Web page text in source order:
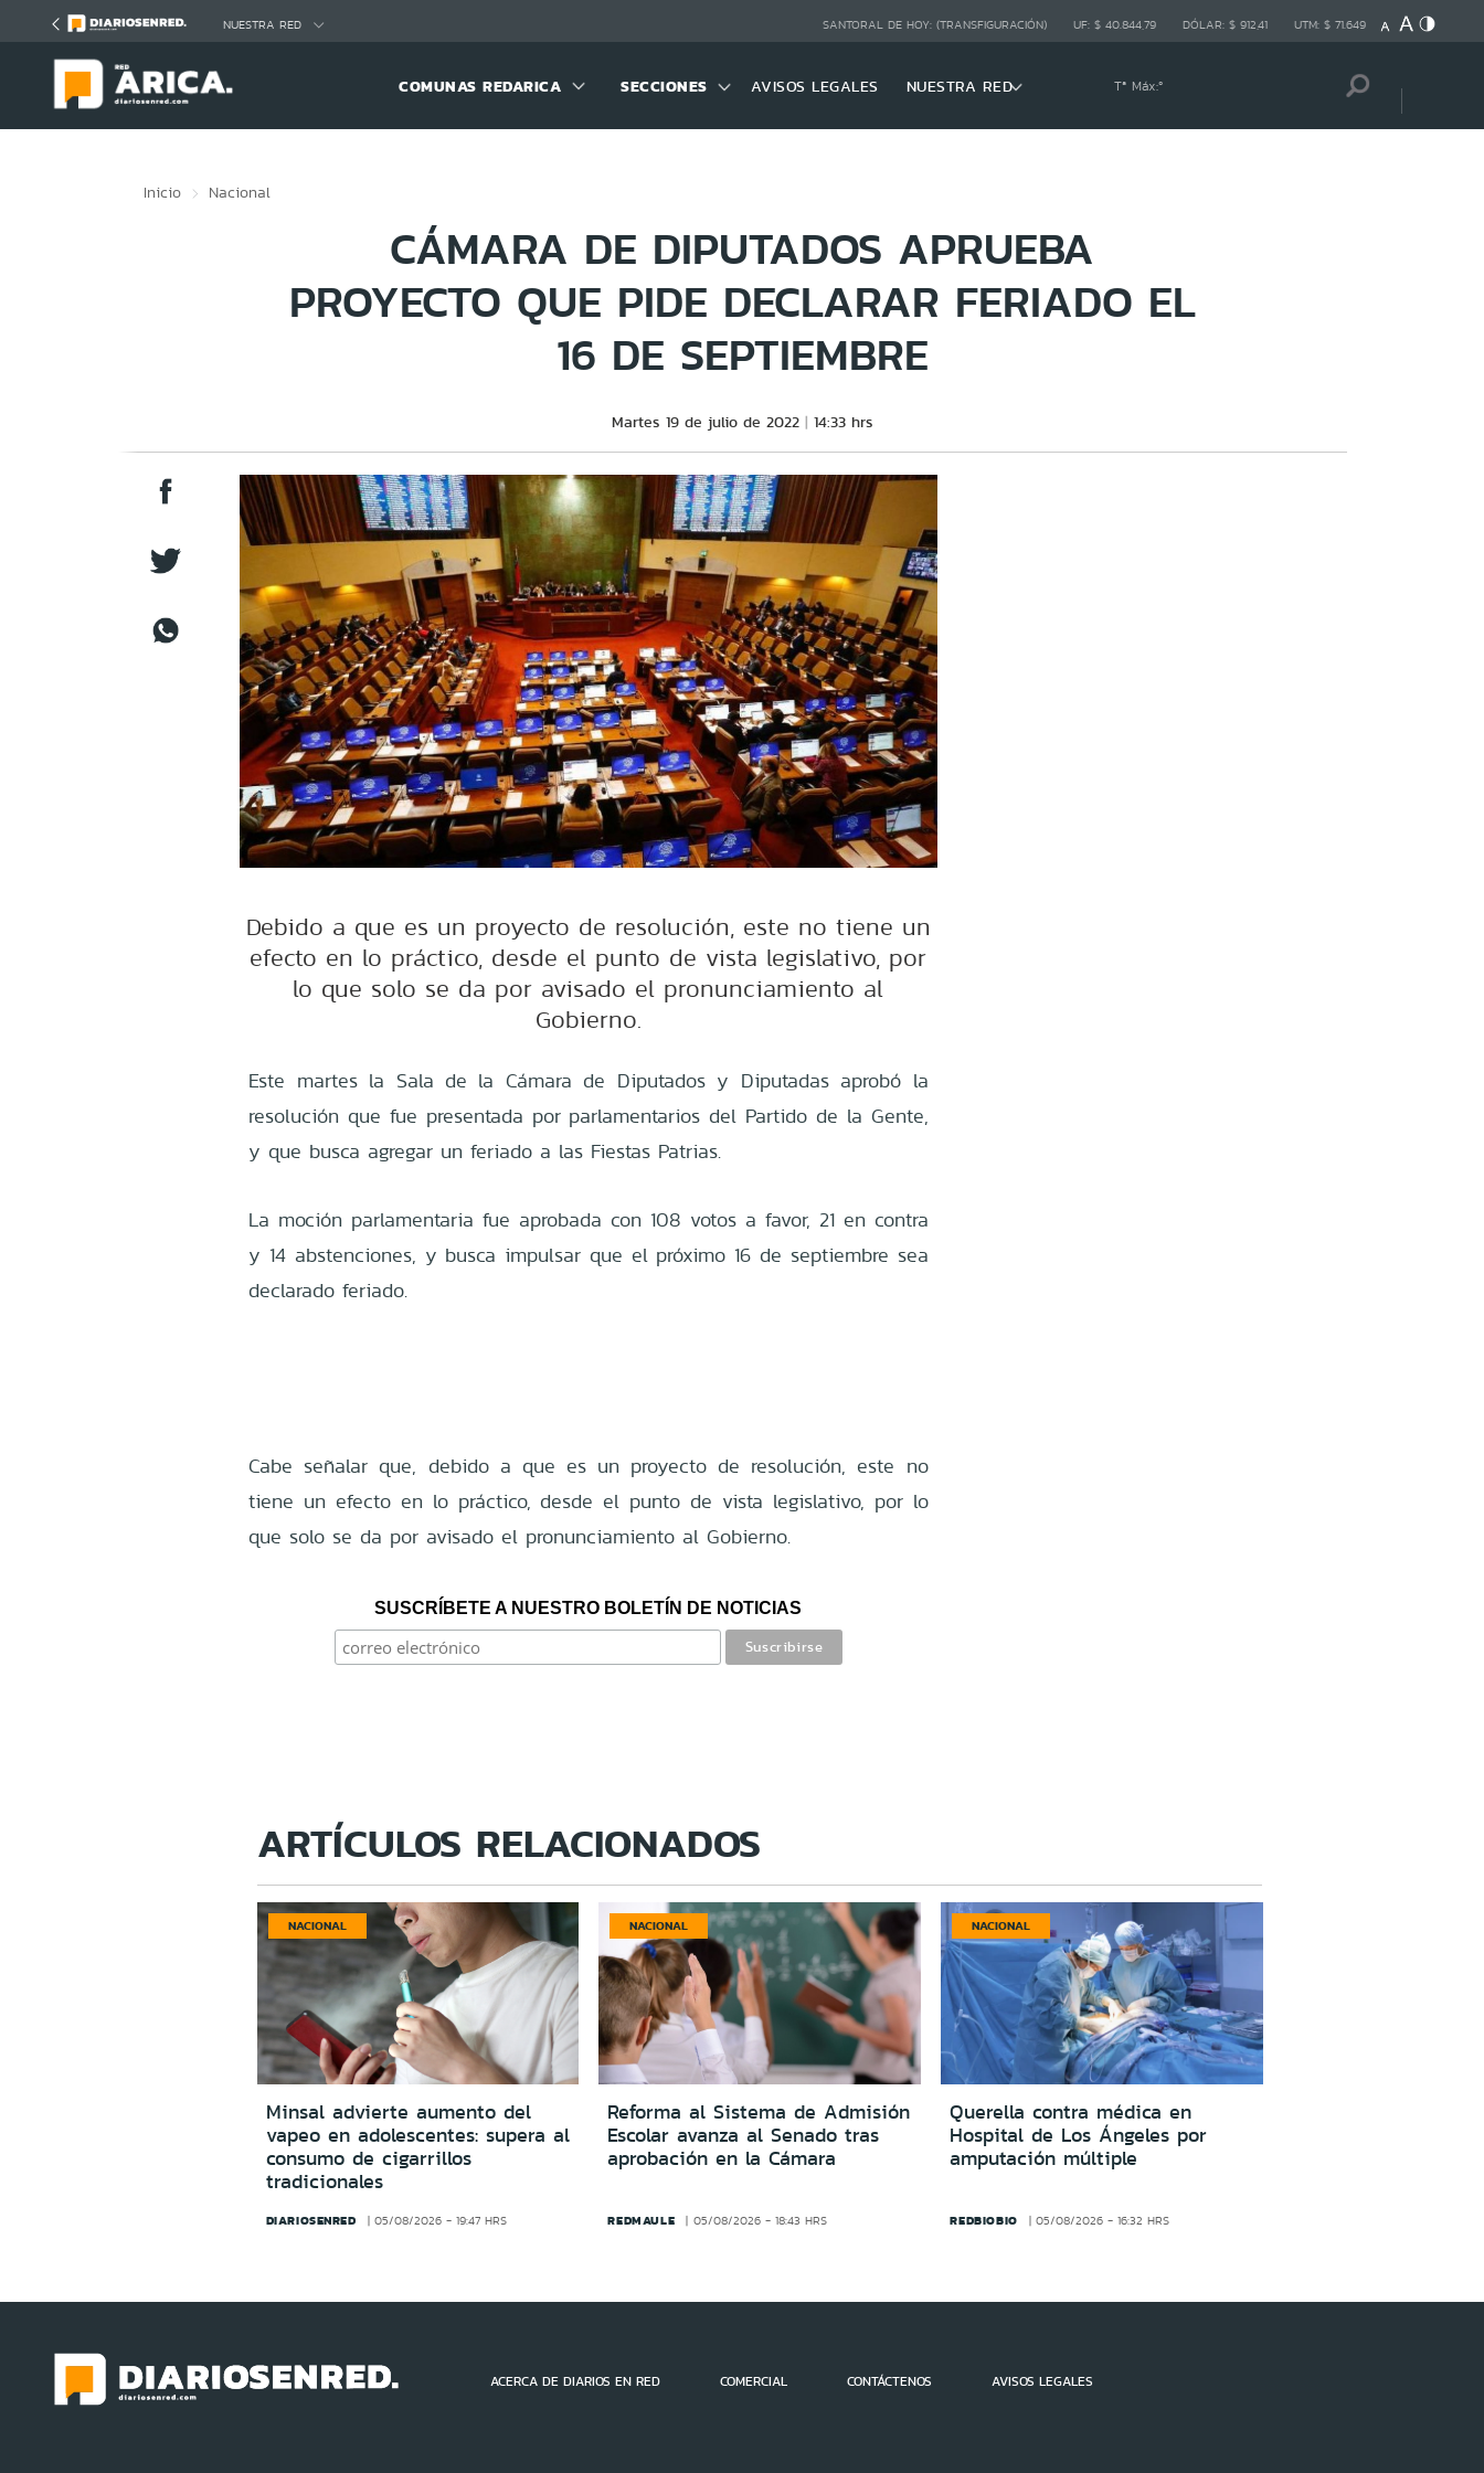
NUESTRA RED SANTORAL DE HOY: (TRANSFIGURACIÓN) UF: $ 40.844,79 DÓLAR: $ 912,41 UTM: $ 71.649
COMUNAS REDARICA SECCIONES AVISOS LEGALES NUESTRA RED Tª Máx:º
Inicio Nacional
CÁMARA DE DIPUTADOS APRUEBA
PROYECTO QUE PIDE DECLARAR FERIADO EL
16 DE SEPTIEMBRE
Martes 19 de julio de 2022 14:33 hrs
Debido a que es un proyecto de resolución, este no tiene un
efecto en lo práctico, desde el punto de vista legislativo, por
lo que solo se da por avisado el pronunciamiento al
Gobierno.
Este martes la Sala de la Cámara de Diputados y Diputadas aprobó la
resolución que fue presentada por parlamentarios del Partido de la Gente,
y que busca agregar un feriado a las Fiestas Patrias.
La moción parlamentaria fue aprobada con 108 votos a favor, 21 en contra
y 14 abstenciones, y busca impulsar que el próximo 16 de septiembre sea
declarado feriado.
Cabe señalar que, debido a que es un proyecto de resolución, este no
tiene un efecto en lo práctico, desde el punto de vista legislativo, por lo
que solo se da por avisado el pronunciamiento al Gobierno.
SUSCRÍBETE A NUESTRO BOLETÍN DE NOTICIAS
ARTÍCULOS RELACIONADOS
NACIONAL
Minsal advierte aumento del
vapeo en adolescentes: supera al
consumo de cigarrillos
tradicionales
DIARIOSENRED 05/08/2026 - 19:47 HRS
NACIONAL
Reforma al Sistema de Admisión
Escolar avanza al Senado tras
aprobación en la Cámara
REDMAULE 05/08/2026 - 18:43 HRS
NACIONAL
Querella contra médica en
Hospital de Los Ángeles por
amputación múltiple
REDBIOBIO 05/08/2026 - 16:32 HRS
ACERCA DE DIARIOS EN RED COMERCIAL CONTÁCTENOS AVISOS LEGALES